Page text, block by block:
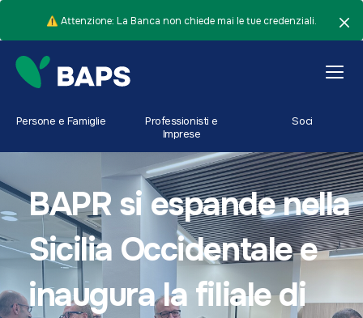
⚠️ Attenzione: La Banca non chiede mai le tue credenziali.
Persone e Famiglie
Professionisti e
Imprese
Soci
BAPR si espande nella
Sicilia Occidentale e
inaugura la filiale di